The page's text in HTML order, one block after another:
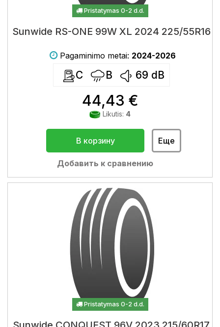
Pristatymas 0-2 d.d.
Sunwide RS-ONE 99W XL 2024 225/55R16
Pagaminimo metai: 2024-2026
C B 69 dB
44,43 €
Likutis: 4
В корзину Еще
Добавить к сравнению
Pristatymas 0-2 d.d.